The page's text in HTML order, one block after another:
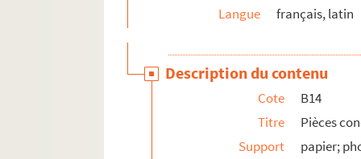
Langue
français, latin
Description du contenu
Cote
B14
Titre
Pièces
Support
papier;